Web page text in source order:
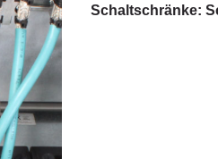
Schaltschränke: